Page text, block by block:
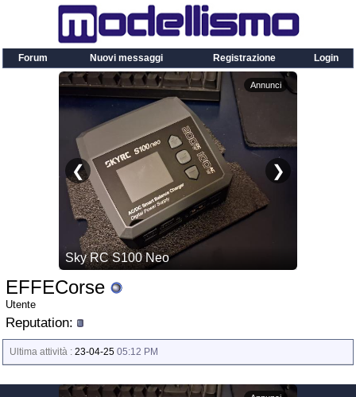
Forum Nuovi messaggi Registrazione Login
EFFECorse
Utente
Reputation:
Ultima attività : 23-04-25 05:12 PM